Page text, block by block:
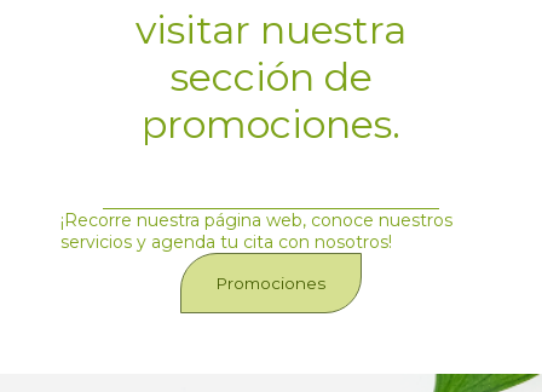
visitar nuestra
sección de
promociones.
¡Recorre nuestra página web, conoce nuestros
servicios y agenda tu cita con nosotros!
Promociones